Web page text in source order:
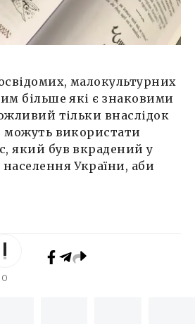
малокультурних
більше які є знаковими
тільки внаслідок
можуть використати
який був вкрадений у
України, аби
0